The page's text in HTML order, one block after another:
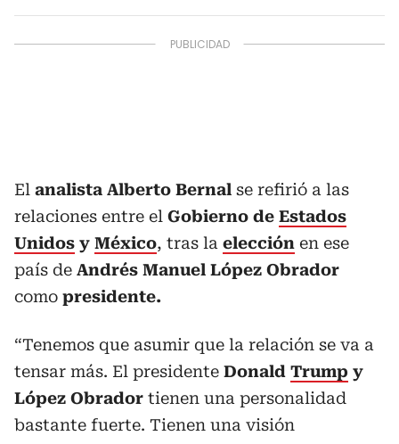
El analista Alberto Bernal se refirió a las
relaciones entre el Gobierno de Estados
Unidos y México, tras la elección en ese
país de Andrés Manuel López Obrador
como presidente.
“Tenemos que asumir que la relación se va a
tensar más. El presidente Donald Trump y
López Obrador tienen una personalidad
bastante fuerte. Tienen una visión